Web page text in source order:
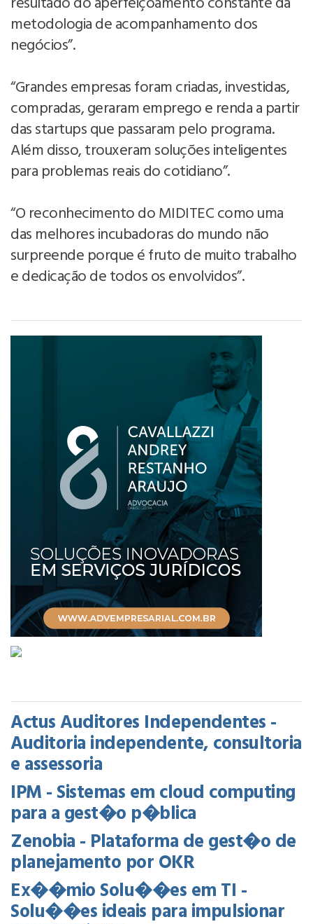
metodologia de acompanhamento dos
negócios”.
“Grandes empresas foram criadas, investidas,
compradas, geraram emprego e renda a partir
das startups que passaram pelo programa.
Além disso, trouxeram soluções inteligentes
para problemas reais do cotidiano”.
“O reconhecimento do MIDITEC como uma
das melhores incubadoras do mundo não
surpreende porque é fruto de muito trabalho
e dedicação de todos os envolvidos”.
Actus Auditores Independentes -
Auditoria independente, consultoria
e assessoria
IPM - Sistemas em cloud computing
para a gest�o p�blica
Zenobia - Plataforma de gest�o de
planejamento por OKR
Ex��mio Solu��es em TI -
Solu��es ideais para impulsionar